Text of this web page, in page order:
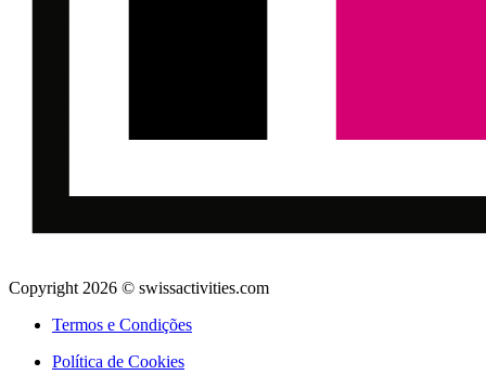
Copyright 2026 © swissactivities.com
Termos e Condições
Política de Cookies